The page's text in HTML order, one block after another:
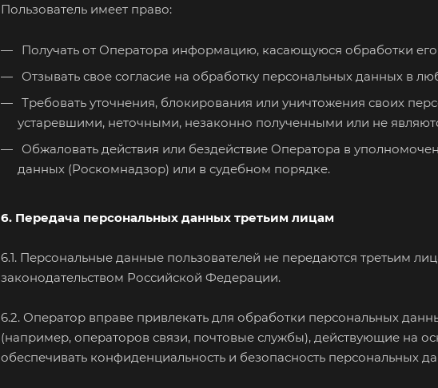
Пользователь имеет право:
Получать от Оператора информацию, касающуюся обработки
Отзывать свое согласие на обработку персональных данных в
Требовать уточнения, блокирования или уничтожения своих
устаревшими, неточными, незаконно полученными или не
Обжаловать действия или бездействие Оператора в
данных (Роскомнадзор) или в судебном порядке.
6. Передача персональных данных третьим лицам
6.1. Персональные данные пользователей не передаются третьим
законодательством Российской Федерации.
6.2. Оператор вправе привлекать для обработки персональных
(например, операторов связи, почтовые службы), действующие на
обеспечивать конфиденциальность и безопасность персональных